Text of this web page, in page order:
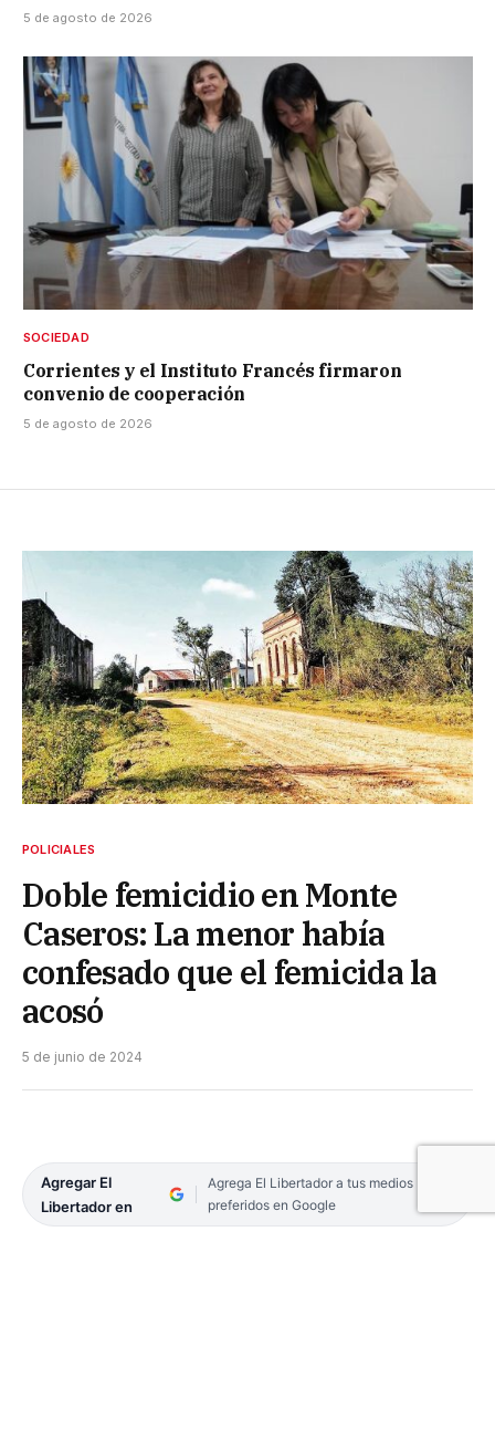
5 de agosto de 2026
SOCIEDAD
Corrientes y el Instituto Francés firmaron
convenio de cooperación
5 de agosto de 2026
POLICIALES
Doble femicidio en Monte
Caseros: La menor había
confesado que el femicida la
acosó
5 de junio de 2024
Agregar El
Libertador en
Agrega El Libertador a tus medios
preferidos en Google